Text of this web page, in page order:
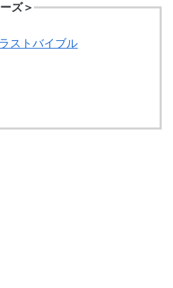
ズ＞
ストバイブル